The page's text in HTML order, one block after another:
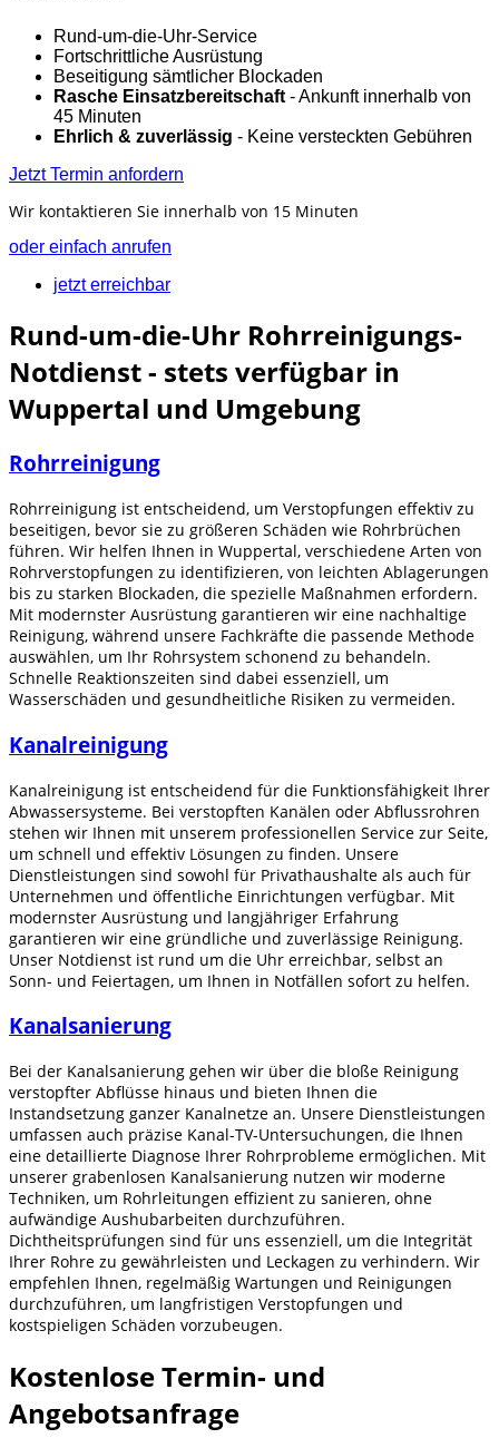
Rund-um-die-Uhr-Service
Fortschrittliche Ausrüstung
Beseitigung sämtlicher Blockaden
Rasche Einsatzbereitschaft - Ankunft innerhalb von
45 Minuten
Ehrlich & zuverlässig - Keine versteckten Gebühren
Jetzt Termin anfordern
Wir kontaktieren Sie innerhalb von 15 Minuten
oder einfach anrufen
jetzt erreichbar
Rund-um-die-Uhr Rohrreinigungs-
Notdienst - stets verfügbar in
Wuppertal und Umgebung
Rohrreinigung
Rohrreinigung ist entscheidend, um Verstopfungen effektiv zu
beseitigen, bevor sie zu größeren Schäden wie Rohrbrüchen
führen. Wir helfen Ihnen in Wuppertal, verschiedene Arten von
Rohrverstopfungen zu identifizieren, von leichten Ablagerungen
bis zu starken Blockaden, die spezielle Maßnahmen erfordern.
Mit modernster Ausrüstung garantieren wir eine nachhaltige
Reinigung, während unsere Fachkräfte die passende Methode
auswählen, um Ihr Rohrsystem schonend zu behandeln.
Schnelle Reaktionszeiten sind dabei essenziell, um
Wasserschäden und gesundheitliche Risiken zu vermeiden.
Kanalreinigung
Kanalreinigung ist entscheidend für die Funktionsfähigkeit Ihrer
Abwassersysteme. Bei verstopften Kanälen oder Abflussrohren
stehen wir Ihnen mit unserem professionellen Service zur Seite,
um schnell und effektiv Lösungen zu finden. Unsere
Dienstleistungen sind sowohl für Privathaushalte als auch für
Unternehmen und öffentliche Einrichtungen verfügbar. Mit
modernster Ausrüstung und langjähriger Erfahrung
garantieren wir eine gründliche und zuverlässige Reinigung.
Unser Notdienst ist rund um die Uhr erreichbar, selbst an
Sonn- und Feiertagen, um Ihnen in Notfällen sofort zu helfen.
Kanalsanierung
Bei der Kanalsanierung gehen wir über die bloße Reinigung
verstopfter Abflüsse hinaus und bieten Ihnen die
Instandsetzung ganzer Kanalnetze an. Unsere Dienstleistungen
umfassen auch präzise Kanal-TV-Untersuchungen, die Ihnen
eine detaillierte Diagnose Ihrer Rohrprobleme ermöglichen. Mit
unserer grabenlosen Kanalsanierung nutzen wir moderne
Techniken, um Rohrleitungen effizient zu sanieren, ohne
aufwändige Aushubarbeiten durchzuführen.
Dichtheitsprüfungen sind für uns essenziell, um die Integrität
Ihrer Rohre zu gewährleisten und Leckagen zu verhindern. Wir
empfehlen Ihnen, regelmäßig Wartungen und Reinigungen
durchzuführen, um langfristigen Verstopfungen und
kostspieligen Schäden vorzubeugen.
Kostenlose Termin- und
Angebotsanfrage